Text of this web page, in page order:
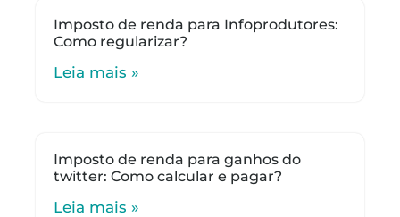
Imposto de renda para Infoprodutores:
Como regularizar?
Leia mais »
Imposto de renda para ganhos do
twitter: Como calcular e pagar?
Leia mais »